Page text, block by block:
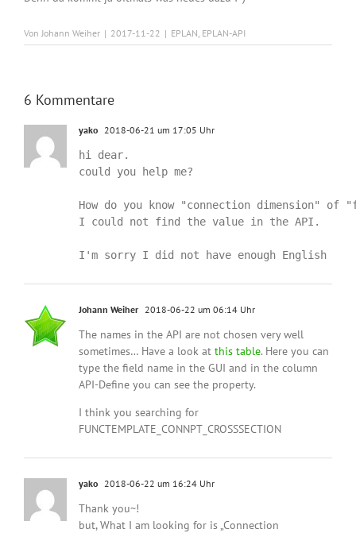
VonJohann Weiher | 2017-11-22 | EPLAN, EPLAN-API
6 Kommentare
yako 2018-06-21 um 17:05 Uhr
hi dear.
could you help me?
How do you know "connection dimension"
I could not find the value in the API.
Johann Weiher 2018-06-22 um 06:14 Uhr
The names in the API are not chosen very well
sometimes… Have a look at this table. Here you can
type the field name in the GUI and in the column
API-Define you can see the property.
I think you searching for
FUNCTEMPLATE_CONNPT_CROSSSECTION
yako 2018-06-22 um 16:24 Uhr
Thank you~!
but, What I am looking for is „Connection